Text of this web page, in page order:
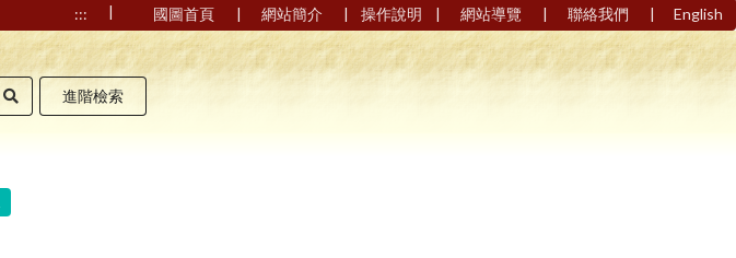
::: | 國圖首頁 | 網站簡介 | 操作說明 | 網站導覽 | 聯絡我們 | English
進階檢索